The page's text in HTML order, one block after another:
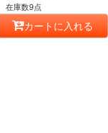
在庫数9点
カートに入れる